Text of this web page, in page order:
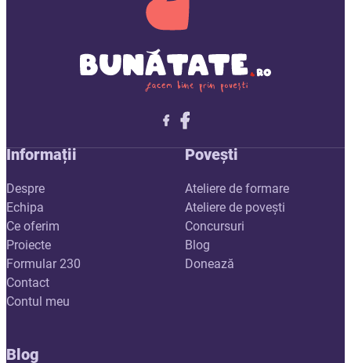
Follow me on X
Follow me on LinkedIn
Follow me on X
Informații
Despre
Echipa
Ce oferim
Proiecte
Formular 230
Contact
Contul meu
Povești
Ateliere de formare
Ateliere de povești
Concursuri
Blog
Donează
Blog